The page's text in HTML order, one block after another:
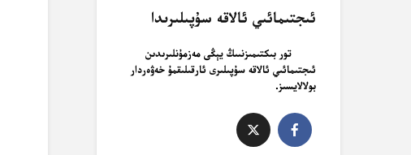
ئىجتىمائىي ئالاقە سۇپىلىرىدا
تور بىكتىمىزنىىڭ يېڭى مەزمۇنلىرىدىن
ئىجتىمائىي ئالاقە سۇپىلىرى ئارقىلىقمۇ خەۋەردار
بولالايسىز.